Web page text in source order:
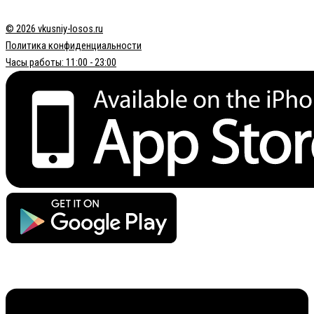
© 2026 vkusniy-losos.ru
Политика конфиденциальности
Часы работы: 11:00 - 23:00